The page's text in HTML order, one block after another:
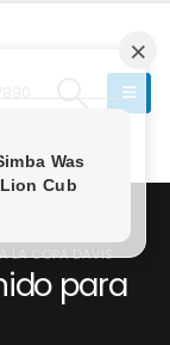
DAVIS
LA COPA DAVIS
para